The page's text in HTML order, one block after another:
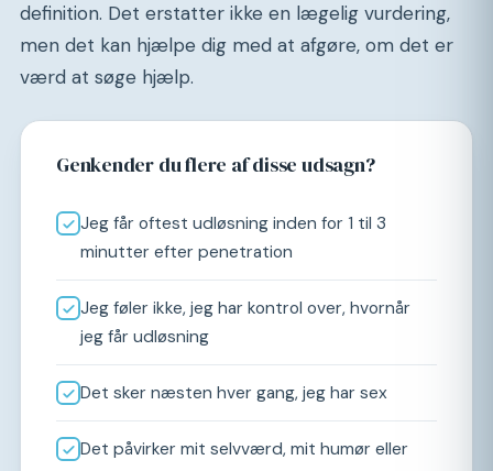
definition. Det erstatter ikke en lægelig vurdering,
men det kan hjælpe dig med at afgøre, om det er
værd at søge hjælp.
Genkender du flere af disse udsagn?
Jeg får oftest udløsning inden for 1 til 3
minutter efter penetration
Jeg føler ikke, jeg har kontrol over, hvornår
jeg får udløsning
Det sker næsten hver gang, jeg har sex
Det påvirker mit selvværd, mit humør eller